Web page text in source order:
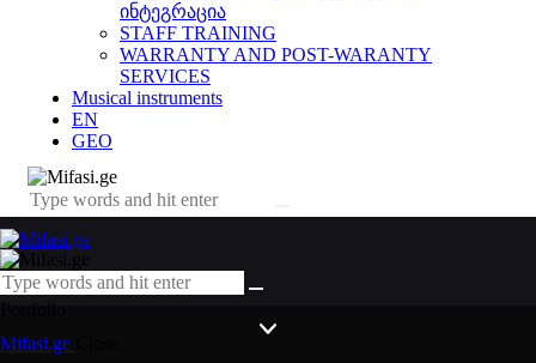
ინტეგრაცია
STAFF TRAINING
WARRANTY AND POST-WARANTY
SERVICES
Musical instruments
EN
GEO
Portfolio
Mifasi.ge